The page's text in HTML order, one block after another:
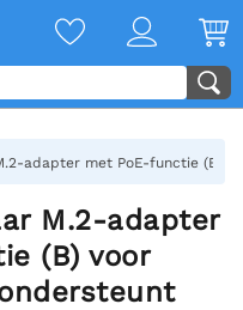
adapter met PoE-functie (B)
M.2-adapter
(B) voor